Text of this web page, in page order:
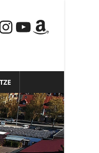
YouTube
Amazon